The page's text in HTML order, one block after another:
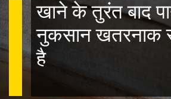
खाने के तुरंत बाद
नुकसान खतरनाक
है